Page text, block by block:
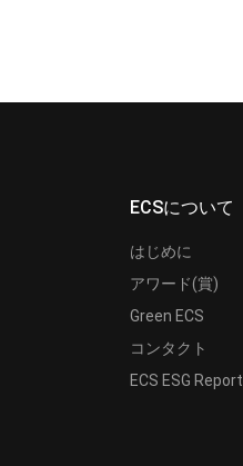
ECSについて
はじめに
アワード(賞)
Green ECS
コンタクト
ECS ESG Report